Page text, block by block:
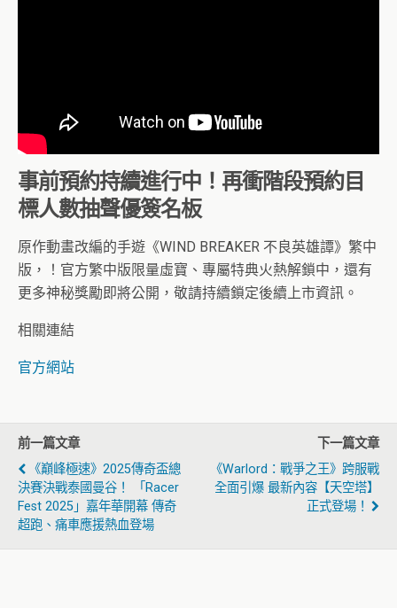
事前預約持續進行中！再衝階段預約目
標人數抽聲優簽名板
原作動畫改編的手遊《WIND BREAKER 不良英雄譚》繁中
版，！官方繁中版限量虛寶、專屬特典火熱解鎖中，還有
更多神秘獎勵即將公開，敬請持續鎖定後續上市資訊。
相關連結
官方網站
前一篇文章
《巔峰極速》2025傳奇盃總
決賽決戰泰國曼谷！ 「Racer
Fest 2025」嘉年華開幕 傳奇
超跑、痛車應援熱血登場
下一篇文章
《Warlord：戰爭之王》跨服戰
全面引爆 最新內容【天空塔】
正式登場！